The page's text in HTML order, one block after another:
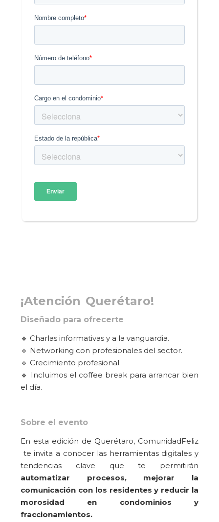
¡Atención Querétaro!
Diseñado para ofrecerte
🔹 Charlas informativas y a la vanguardia.
🔹 Networking con profesionales del sector.
🔹 Crecimiento profesional.
🔹 Incluimos el coffee break para arrancar bien
el día.
Sobre el evento
En esta edición de Querétaro, ComunidadFeliz
te invita a conocer las herramientas digitales y
tendencias
clave que te permitirán
automatizar procesos, mejorar la
comunicación con los residentes y reducir la
morosidad en condominios y
fraccionamientos.